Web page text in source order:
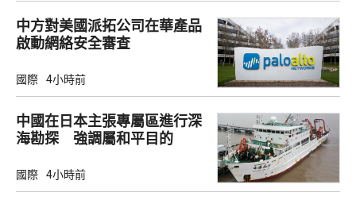
中方對美國派拓公司在華產品
啟動網絡安全審查
國際 4小時前
中國在日本主張專屬區進行深
海勘探 強調屬和平目的
國際 4小時前